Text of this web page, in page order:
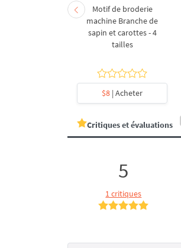
Motif de broderie
machine Branche de
sapin et carottes - 4
tailles
$8 | Acheter
Critiques et évaluations
5
1 critiques